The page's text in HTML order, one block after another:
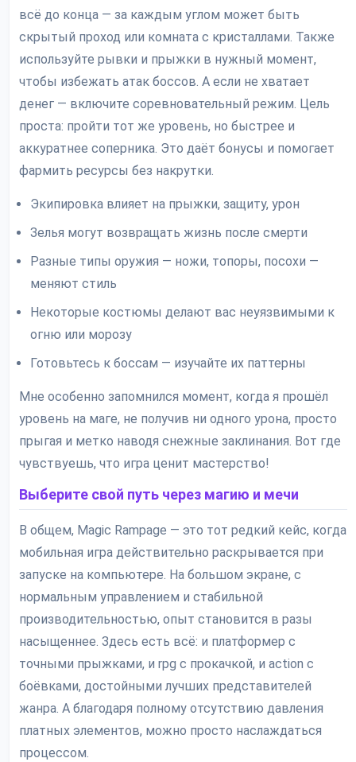
всё до конца — за каждым углом может быть
скрытый проход или комната с кристаллами. Также
используйте рывки и прыжки в нужный момент,
чтобы избежать атак боссов. А если не хватает
денег — включите соревновательный режим. Цель
проста: пройти тот же уровень, но быстрее и
аккуратнее соперника. Это даёт бонусы и помогает
фармить ресурсы без накрутки.
Экипировка влияет на прыжки, защиту, урон
Зелья могут возвращать жизнь после смерти
Разные типы оружия — ножи, топоры, посохи —
меняют стиль
Некоторые костюмы делают вас неуязвимыми к
огню или морозу
Готовьтесь к боссам — изучайте их паттерны
Мне особенно запомнился момент, когда я прошёл
уровень на маге, не получив ни одного урона, просто
прыгая и метко наводя снежные заклинания. Вот где
чувствуешь, что игра ценит мастерство!
Выберите свой путь через магию и мечи
В общем, Magic Rampage — это тот редкий кейс, когда
мобильная игра действительно раскрывается при
запуске на компьютере. На большом экране, с
нормальным управлением и стабильной
производительностью, опыт становится в разы
насыщеннее. Здесь есть всё: и платформер с
точными прыжками, и rpg с прокачкой, и action с
боёвками, достойными лучших представителей
жанра. А благодаря полному отсутствию давления
платных элементов, можно просто наслаждаться
процессом.